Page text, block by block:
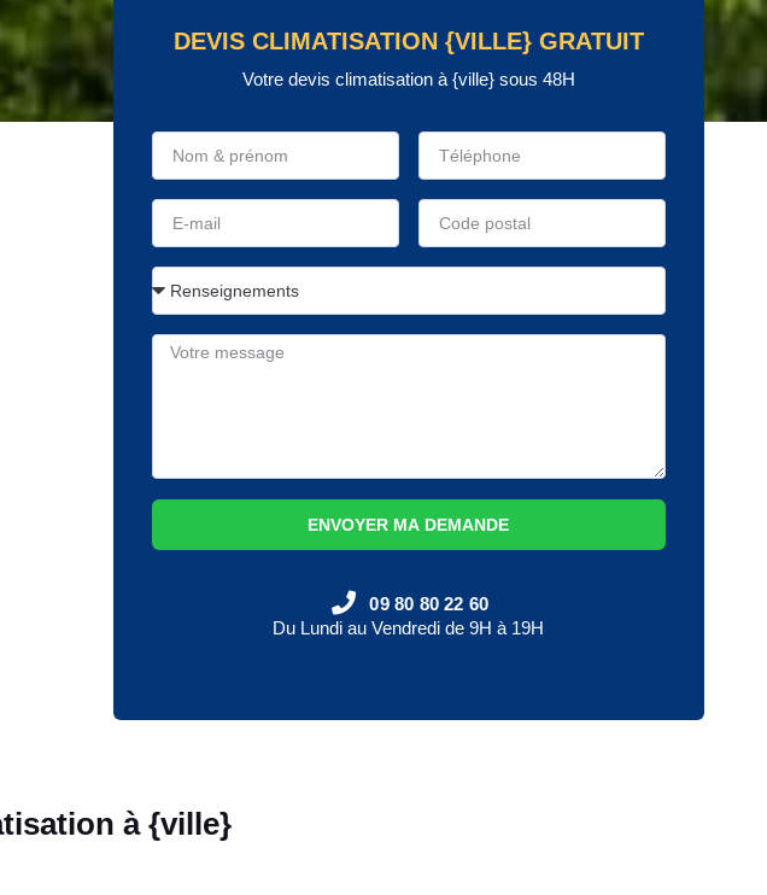
DEVIS CLIMATISATION {VILLE} GRATUIT
Votre devis climatisation à {ville} sous 48H
ENVOYER MA DEMANDE
09 80 80 22 60
Du Lundi au Vendredi de 9H à 19H
à {ville}